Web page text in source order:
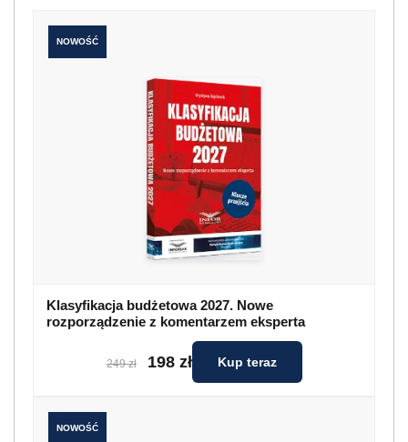
NOWOŚĆ
Klasyfikacja budżetowa 2027. Nowe
rozporządzenie z komentarzem eksperta
249 zł 198 zł Kup teraz
NOWOŚĆ